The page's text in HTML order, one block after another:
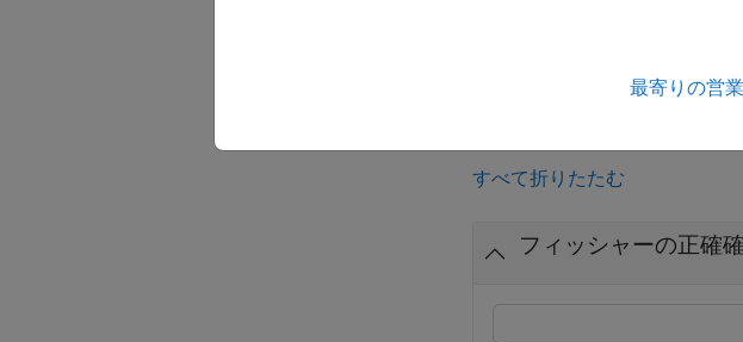
定の判定を返します。たとえ
すべて折りたたむ
フィッシャーの正確
最寄りの営